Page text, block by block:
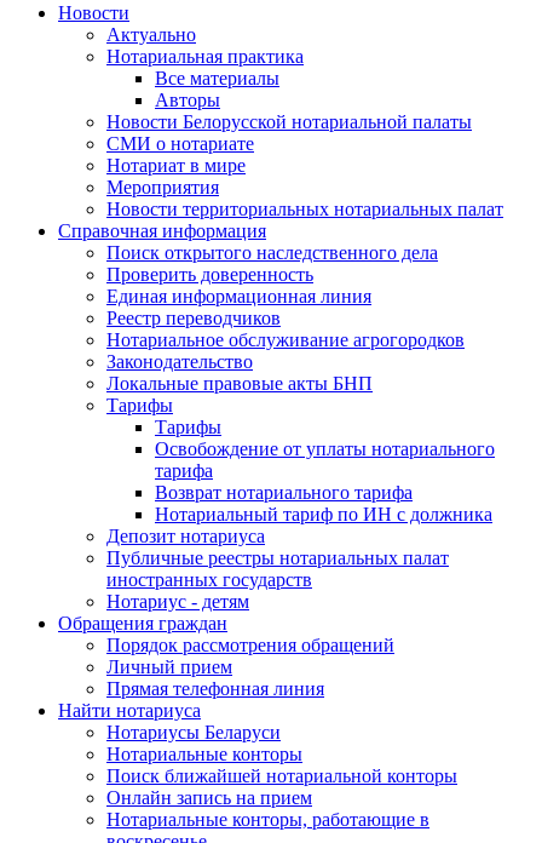
Новости
Актуально
Нотариальная практика
Все материалы
Авторы
Новости Белорусской нотариальной палаты
СМИ о нотариате
Нотариат в мире
Мероприятия
Новости территориальных нотариальных палат
Справочная информация
Поиск открытого наследственного дела
Проверить доверенность
Единая информационная линия
Реестр переводчиков
Нотариальное обслуживание агрогородков
Законодательство
Локальные правовые акты БНП
Тарифы
Тарифы
Освобождение от уплаты нотариального
тарифа
Возврат нотариального тарифа
Нотариальный тариф по ИН с должника
Депозит нотариуса
Публичные реестры нотариальных палат
иностранных государств
Нотариус - детям
Обращения граждан
Порядок рассмотрения обращений
Личный прием
Прямая телефонная линия
Найти нотариуса
Нотариусы Беларуси
Нотариальные конторы
Поиск ближайшей нотариальной конторы
Онлайн запись на прием
Нотариальные конторы, работающие в